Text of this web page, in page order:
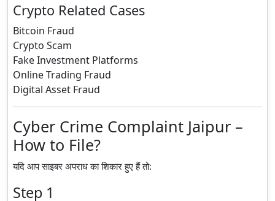
Crypto Related Cases
Bitcoin Fraud
Crypto Scam
Fake Investment Platforms
Online Trading Fraud
Digital Asset Fraud
Cyber Crime Complaint Jaipur –
How to File?
यदि आप साइबर अपराध का शिकार हुए हैं तो:
Step 1